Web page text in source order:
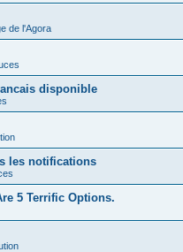
de l'Agora
disponible
les notifications
5 Terrific Options.